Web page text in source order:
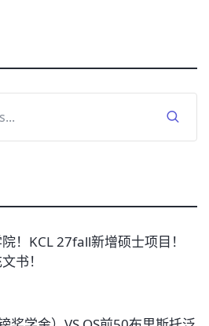
！KCL 27fall新增硕士项目！
书！